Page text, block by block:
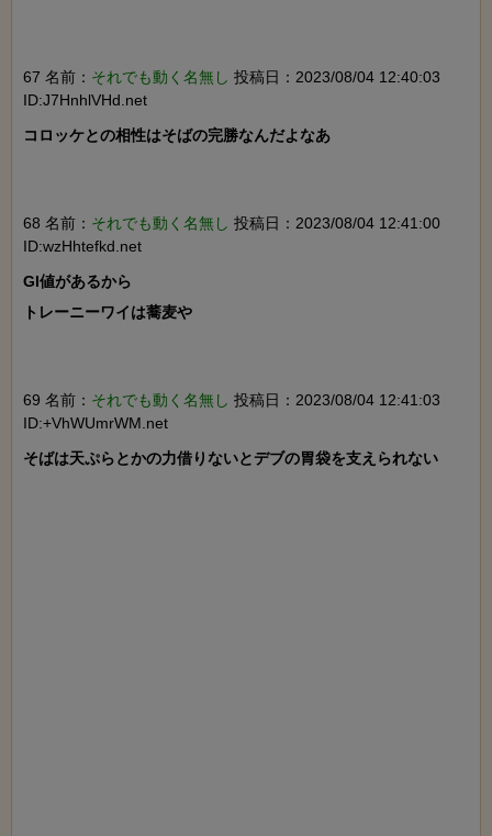
67 名前： それでも動く名無し 投稿日：2023/08/04 12:40:03
ID:J7HnhlVHd.net
コロッケとの相性はそばの完勝なんだよなあ
68 名前： それでも動く名無し 投稿日：2023/08/04 12:41:00
ID:wzHhtefkd.net
GI値があるから
トレーニーワイは蕎麦や
69 名前： それでも動く名無し 投稿日：2023/08/04 12:41:03
ID:+VhWUmrWM.net
そばは天ぷらとかの力借りないとデブの胃袋を支えられない